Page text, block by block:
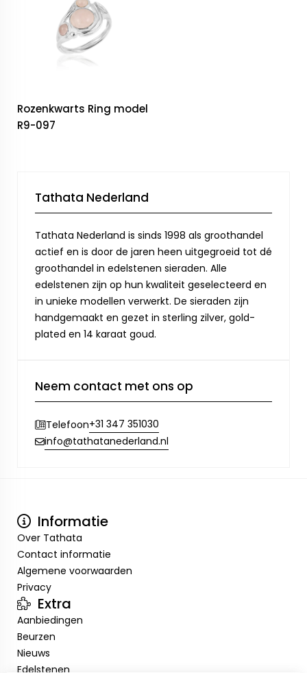
Rozenkwarts Ring model
R9-097
Tathata Nederland
Tathata Nederland is sinds 1998 als groothandel
actief en is door de jaren heen uitgegroeid tot dé
groothandel in edelstenen sieraden. Alle
edelstenen zijn op hun kwaliteit geselecteerd en
in unieke modellen verwerkt. De sieraden zijn
handgemaakt en gezet in sterling zilver, gold-
plated en 14 karaat goud.
Neem contact met ons op
Telefoon+31 347 351030
info@tathatanederland.nl
Informatie
Over Tathata
Contact informatie
Algemene voorwaarden
Privacy
Extra
Aanbiedingen
Beurzen
Nieuws
Edelstenen